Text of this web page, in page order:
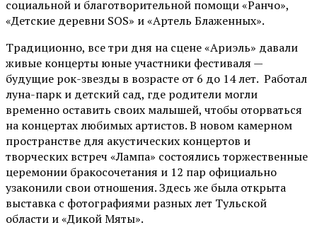
социальной и благотворительной помощи «Ранчо»,
«Детские деревни SOS» и «Артель Блаженных».
Традиционно, все три дня на сцене«Ариэль» давали
живые концерты юные участники фестиваля —
будущие рок-звезды в возрасте от 6 до 14 лет. Работал
луна-парк и детский сад, где родители могли
временно оставить своих малышей, чтобы оторваться
на концертах любимых артистов. В новом камерном
пространстве для акустических концертов и
творческих встреч «Лампа» состоялись торжественные
церемонии бракосочетания и 12 пар официально
узаконили свои отношения. Здесь же была открыта
выставка с фотографиями разных лет Тульской
области и «Дикой Мяты».